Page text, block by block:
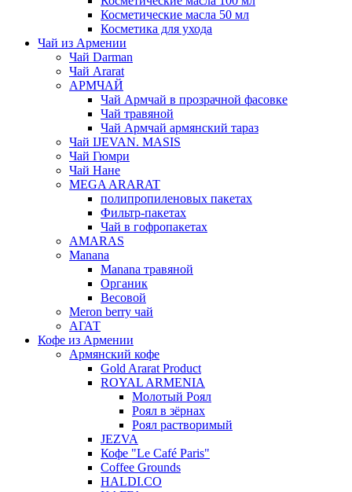
Косметические масла 50 мл
Косметика для ухода
Чай из Армении
Чай Darman
Чай Ararat
АРМЧАЙ
Чай Армчай в прозрачной фасовке
Чай травяной
Чай Армчай армянский тараз
Чай IJEVAN. MASIS
Чай Гюмри
Чай Нане
MEGA ARARAT
полипропиленовых пакетах
Фильтр-пакетах
Чай в гофропакетах
AMARAS
Manana
Manana травяной
Органик
Весовой
Meron berry чай
АГАТ
Кофе из Армении
Армянский кофе
Gold Ararat Product
ROYAL ARMENIA
Молотый Роял
Роял в зёрнах
Роял растворимый
JEZVA
Кофе "Le Café Paris"
Coffee Grounds
HALDI.CO